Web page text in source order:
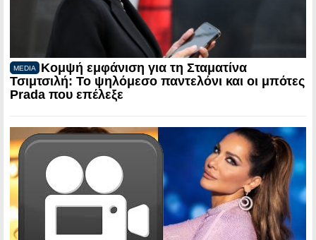
MEDIA
Κομψή εμφάνιση για τη Σταματίνα
Τσιμτσιλή: Το ψηλόμεσο παντελόνι και οι μπότες
Prada που επέλεξε